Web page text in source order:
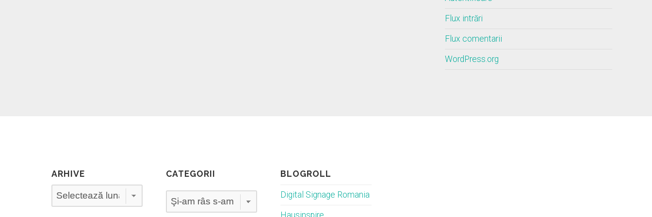
Flux intrări
Flux comentarii
WordPress.org
ARHIVE
Arhive
CATEGORII
Categorii
BLOGROLL
Digital Signage Romania